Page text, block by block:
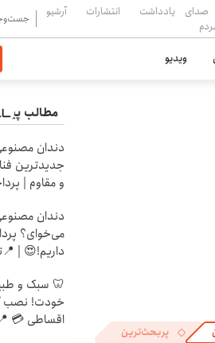
صدای
یادداشت انتشارات آرشیو
ویدیو
پربحث‌ترین
مطالب
دندان
جدیدترین
و مقاوم |
دندان
می‌خوای؟
داریم!😍 |
🦷 سبک و
خودت! نصب
اقساطی 💳